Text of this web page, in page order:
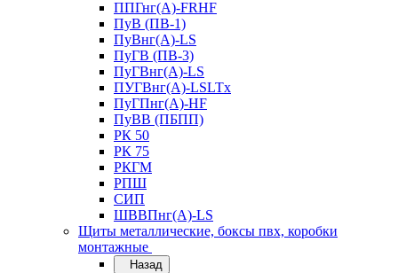
ППГнг(А)-FRHF
ПуВ (ПВ-1)
ПуВнг(А)-LS
ПуГВ (ПВ-3)
ПуГВнг(А)-LS
ПУГВнг(А)-LSLTx
ПуГПнг(А)-HF
ПуВВ (ПБПП)
РК 50
РК 75
РКГМ
РПШ
СИП
ШВВПнг(А)-LS
Щиты металлические, боксы пвх, коробки
монтажные
Назад